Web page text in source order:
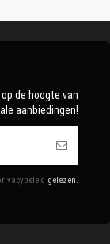
de hoogte van
aanbiedingen!
gelezen.